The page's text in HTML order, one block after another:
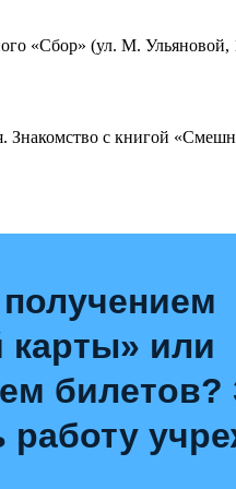
«Сбор» (ул. М. Ульяновой,
Знакомство с книгой
карты» или
билетов?
работу